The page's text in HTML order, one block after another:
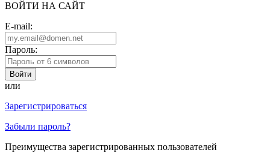
ВОЙТИ НА САЙТ
E-mail:
Пароль:
или
Зарегистрироваться
Забыли пароль?
Преимущества зарегистрированных пользователей